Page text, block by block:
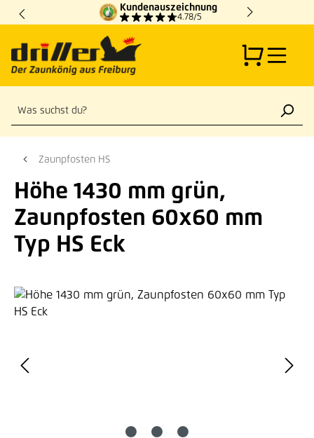
Zum Hauptinhalt springen
Kundenauszeichnung
4.78/5
Zaunpfosten HS
Höhe 1430 mm grün,
Zaunpfosten 60x60 mm
Typ HS Eck
Bildergalerie überspringen